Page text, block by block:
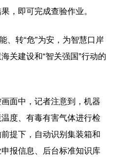
，即可完成查验作业。
、转“危”为安，为智慧口岸
关建设和“智关强国”行动的
面中，记者注意到，机器
度、有毒有害气体进行检
提下，自动识别集装箱和
报信息、后台标准知识库